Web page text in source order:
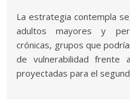
La estrategia contempla
adultos mayores y
crónicas, grupos que
de vulnerabilidad frente
proyectadas para el